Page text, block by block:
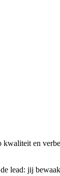
kwaliteit en
lead: jij